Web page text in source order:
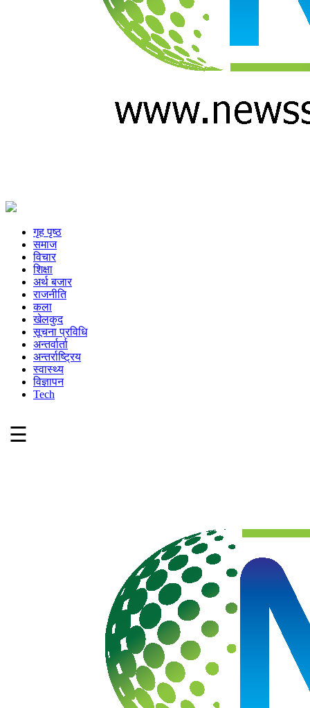
गृह पृष्ठ
समाज
विचार
शिक्षा
अर्थ बजार
राजनीति
कला
खेलकुद
सूचना प्रविधि
अन्तर्वार्ता
अन्तर्राष्ट्रिय
स्वास्थ्य
विज्ञापन
Tech
☰